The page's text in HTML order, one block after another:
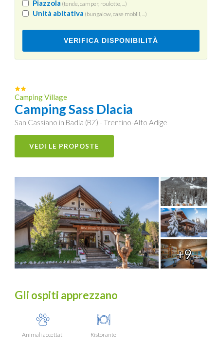
Piazzola (tende, camper, roulotte, ...)
Unità abitativa (bungalow, case mobili, ...)
VERIFICA DISPONIBILITÀ
Camping Village
Camping Sass Dlacia
San Cassiano in Badia (BZ) - Trentino-Alto Adige
VEDI LE PROPOSTE
+9
Gli ospiti apprezzano
Animali accettati Ristorante